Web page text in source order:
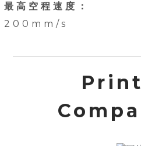
最高空程速度：
200mm/s